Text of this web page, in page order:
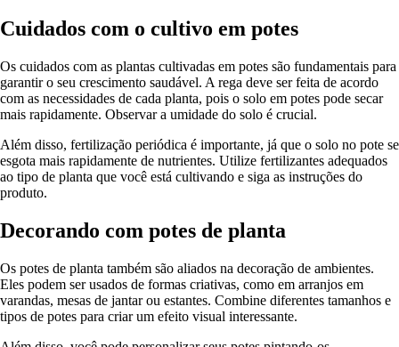
Cuidados com o cultivo em potes
Os cuidados com as plantas cultivadas em potes são fundamentais para
garantir o seu crescimento saudável. A rega deve ser feita de acordo
com as necessidades de cada planta, pois o solo em potes pode secar
mais rapidamente. Observar a umidade do solo é crucial.
Além disso, fertilização periódica é importante, já que o solo no pote se
esgota mais rapidamente de nutrientes. Utilize fertilizantes adequados
ao tipo de planta que você está cultivando e siga as instruções do
produto.
Decorando com potes de planta
Os potes de planta também são aliados na decoração de ambientes.
Eles podem ser usados de formas criativas, como em arranjos em
varandas, mesas de jantar ou estantes. Combine diferentes tamanhos e
tipos de potes para criar um efeito visual interessante.